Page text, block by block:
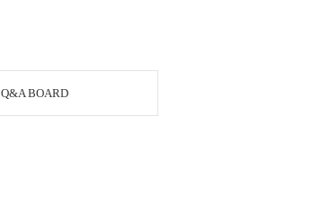
Q&A BOARD